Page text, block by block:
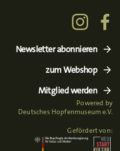
Newsletter abonnieren
zum Webshop
Mitglied werden
Powered by
Deutsches Hopfenmuseum e.V.
Gefördert von: